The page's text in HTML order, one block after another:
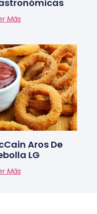
Más
Aros De
LG
Más